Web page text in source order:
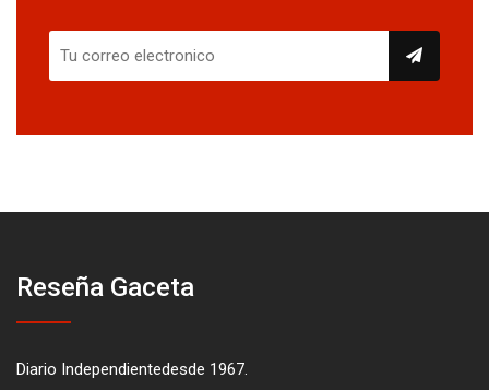
Reseña Gaceta
Diario Independientedesde 1967.